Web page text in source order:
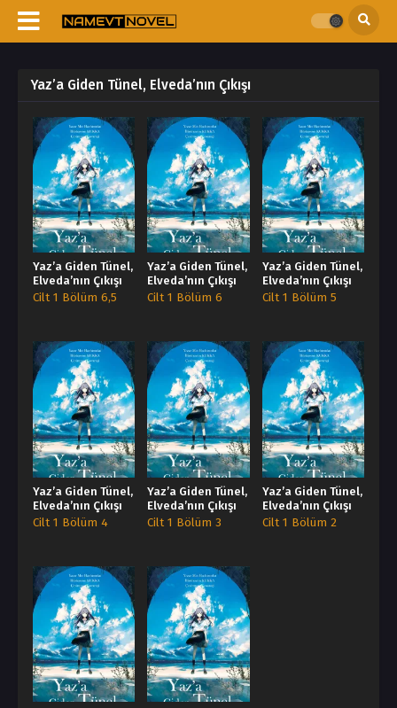
Yaz’a Giden Tünel, Elveda’nın Çıkışı
Yaz’a Giden Tünel,
Elveda’nın Çıkışı
Cilt 1 Bölüm 6,5
Yaz’a Giden Tünel,
Elveda’nın Çıkışı
Cilt 1 Bölüm 6
Yaz’a Giden Tünel,
Elveda’nın Çıkışı
Cilt 1 Bölüm 5
Yaz’a Giden Tünel,
Elveda’nın Çıkışı
Cilt 1 Bölüm 4
Yaz’a Giden Tünel,
Elveda’nın Çıkışı
Cilt 1 Bölüm 3
Yaz’a Giden Tünel,
Elveda’nın Çıkışı
Cilt 1 Bölüm 2